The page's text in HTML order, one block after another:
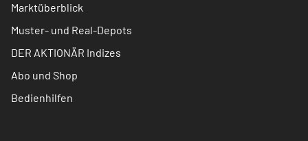
Marktüberblick
Muster- und Real-Depots
DER AKTIONÄR Indizes
Abo und Shop
Bedienhilfen